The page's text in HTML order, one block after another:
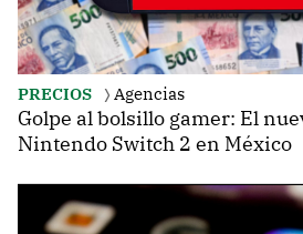
PRECIOS Agencias
Golpe al bolsillo gamer: El
Nintendo Switch 2 en México